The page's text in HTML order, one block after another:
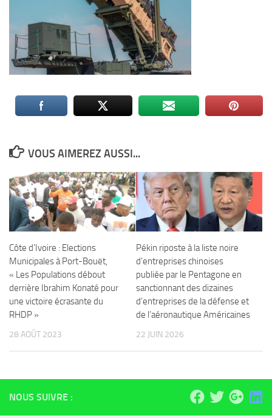
VOUS AIMEREZ AUSSI...
Côte d’Ivoire : Elections
Municipales à Port-Bouët,
« Les Populations débout
derrière Ibrahim Konaté pour
une victoire écrasante du
RHDP »
28 AOÛT 2023
Pékin riposte à la liste noire
d’entreprises chinoises
publiée par le Pentagone en
sanctionnant des dizaines
d’entreprises de la défense et
de l’aéronautique Américaines
22 JUIN 2026
NOUS SUIVRE :